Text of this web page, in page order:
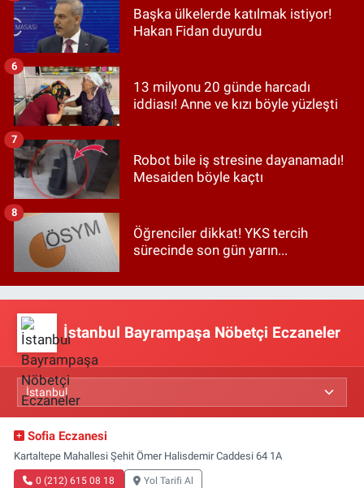
Başka ülkelerde katılmak istiyor!
Hakan Fidan duyurdu
13 milyonu 20 günde harcadı
iddiası! Anne ve kızı böyle yüzleşti
6
Robot bile iş stresine dayanamadı!
Mesaiden böyle kaçtı
7
Öğrenciler dikkat! YKS tercih
sürecinde son gün yarın...
8
İstanbul Bayrampaşa Nöbetçi Eczaneler
Sofia Eczanesi
Kartaltepe Mahallesi Şehit Ömer Halisdemir Caddesi 64 1A
0 (212) 615 08 18 Yol Tarifi Al